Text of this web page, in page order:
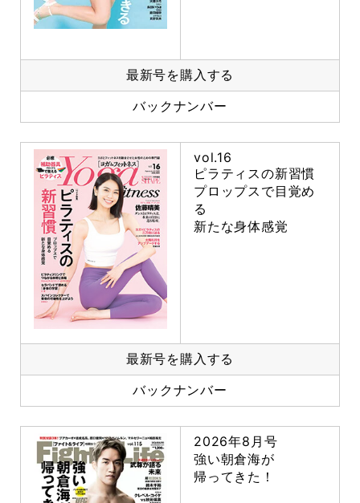
最新号を購入する
バックナンバー
vol.16
ピラティスの新習慣
プロップスで目覚め
る
新たな身体感覚
最新号を購入する
バックナンバー
2026年8月号
強い朝倉海が
帰ってきた！